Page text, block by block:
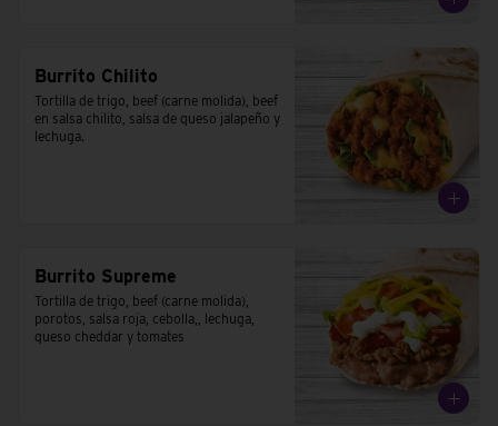
Burrito Chilito
Tortilla de trigo, beef (carne molida), beef
en salsa chilito, salsa de queso jalapeño y
lechuga.
Burrito Supreme
Tortilla de trigo, beef (carne molida),
porotos, salsa roja, cebolla,, lechuga,
queso cheddar y tomates